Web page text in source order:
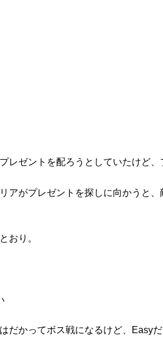
レゼントを配ろうとしていたけど
アがプレゼントを探しに向かうと
おり。
だかってボス戦になるけど、Easy